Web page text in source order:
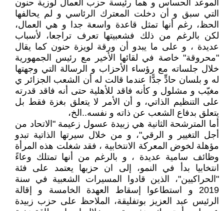
الموعد الحساس و هما رئيسة حزب العمال لوزية حنون
التي سبق و أن دخلت المعترك الرئاسي و لم يحالفها
الحظ، رغم أنها تمثل قاعدة واسعة جدا و هي العمال،
لكن بالرغم من ذلك فشعبيتها تعرف تراجعا، لأسباب
عديدة ، و على ما يبدو أن ورقة لويزة حنون كما يقال
"محروقة" خاصة في لقائها الأخير مع رئيس الجمهورية
خلال جلساته مع رؤساء الأحزاب و الرسالة التي وجهتها
له و بلسان حادٍّ جدًّا عندما قالت له أن الشعب الجزائر ي
مغيّب و مشلول و كأنه فاقد للأهلية حتى أنه فاقد قدرته
على التنظيم الذاتي، و أن الأمر لا يتعلق بغزة فقط بل
يتعلق بدفاع الشعب عن ذاته و نفسه..الخ،
أما المترشحة الثانية هي زبيدة عسول زعيمة "الاتحاد من
أجل التغيير و الرقي"، و من خلال سيرتها الذاتية تبدو
مؤهلة لخوض المعركة الانتخابية ، فقد شغلت هذه المرأة
وظائف سامية عديدة ، و بالرغم من أنها تمتلك وعاءً
انتخابيا بدأ في النمو، إلى ان حزبها يعتمد على فئة
"الحراكيين"، الذين قادوا المسيرات الشعبية في سنة
2019 و استطاعوا إسقاط العهدة الخامسة و إقالة
الرئيس عبد العزيز بوتفليقة، الملاحظ على حزب زبيدة